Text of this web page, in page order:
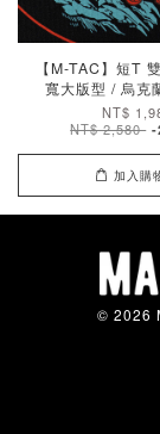
【M-TAC】短T
寬大版型 / 烏克
NT$
NT$ 2,580 -
加入購
© 2026